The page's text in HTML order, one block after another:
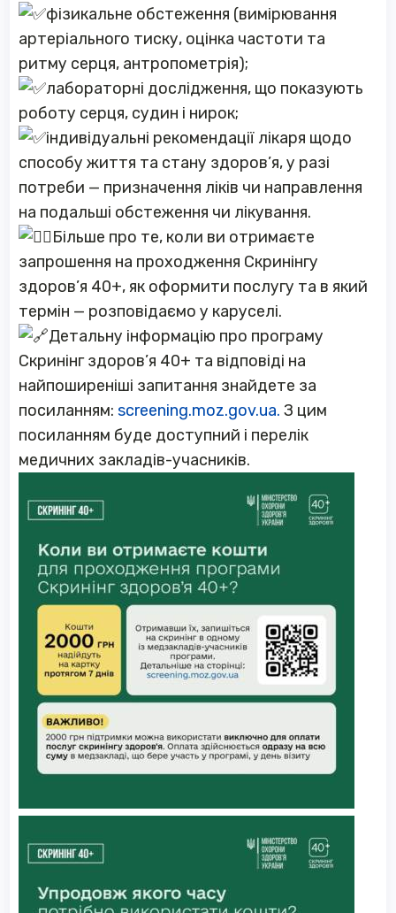
фізикальне обстеження (вимірювання
артеріального тиску, оцінка частоти та
ритму серця, антропометрія);
лабораторні дослідження, що показують
роботу серця, судин і нирок;
індивідуальні рекомендації лікаря щодо
способу життя та стану здоров’я, у разі
потреби — призначення ліків чи направлення
на подальші обстеження чи лікування.
Більше про те, коли ви отримаєте
запрошення на проходження Скринінгу
здоров’я 40+, як оформити послугу та в який
термін — розповідаємо у каруселі.
Детальну інформацію про програму
Скринінг здоров’я 40+ та відповіді на
найпоширеніші запитання знайдете за
посиланням:screening.moz.gov.ua. З цим
посиланням буде доступний і перелік
медичних закладів-учасників.